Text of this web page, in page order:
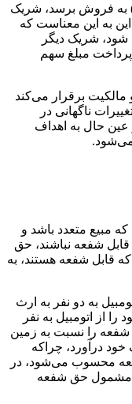
به فروش برسد، شریک
به این معناست که
شریک دیگر
پرداخت مبلغ سهم
مالکیت برقرار می‌کند
ناگهانی در
حال به اهداف
می‌شود.
صورتی که مبیع متعدد باشد و
شفعه نباشند، حق
قابل شفعه هستند، به
به دو نفر به ارث
از اتومبیل به نفر
شفعه را نسبت به زمین
درآورد، چراکه
محسوب می‌شود، در
مشمول حق شفعه